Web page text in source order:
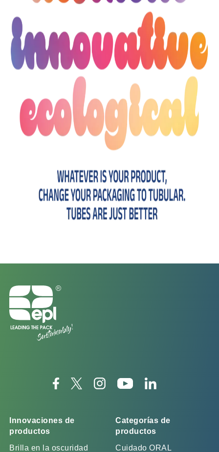
Innovaciones de
productos
Brilla en la oscuridad
Categorías de
productos
Cuidado ORAL